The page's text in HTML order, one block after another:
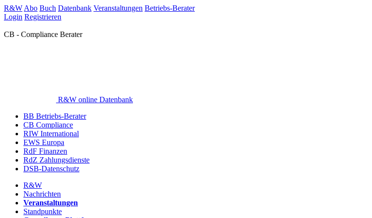
R&W Abo Buch Datenbank Veranstaltungen Betriebs-Berater
Login Registrieren
CB - Compliance Berater
R&W online Datenbank
BB Betriebs-Berater
CB Compliance
RIW International
EWS Europa
RdF Finanzen
RdZ Zahlungsdienste
DSB-Datenschutz
R&W
Nachrichten
Veranstaltungen
Standpunkte